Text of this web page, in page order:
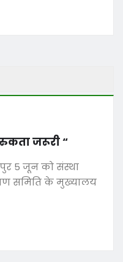
जरूरी “
5 जून को संस्था
समिति के मुख्यालय